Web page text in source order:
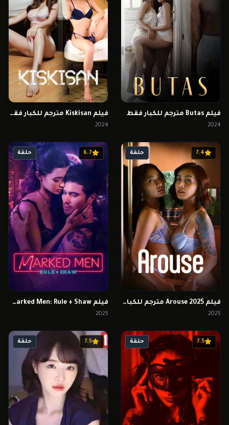
فيلم Butas مترجم للكبار فقط
2024
فيلم Kiskisan مترجم للكبار فقط
2024
7.4 حلقة
فيلم Arouse 2025 مترجم للكبار فقط
2025
6.7 حلقة
فيلم Marked Men: Rule + Shaw مترجم للكبار فقط
2025
7.5 حلقة 7.5 حلقة